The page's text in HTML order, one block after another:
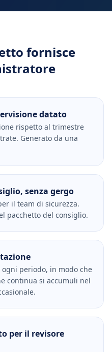
fornisce
datato
rispetto al trimestre
Generato da una
senza gergo
il team di sicurezza.
pacchetto del consiglio.
periodo, in modo che
continua si accumuli nel
per il revisore